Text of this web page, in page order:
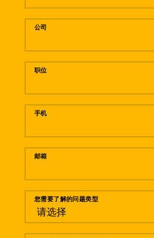
公司
职位
手机
邮箱
您需要了解的问题类型